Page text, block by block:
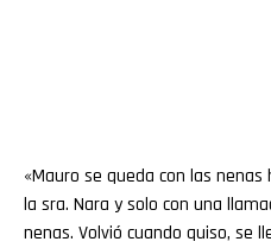
«Mauro se queda con las
la sra. Nara y solo con una
nenas. Volvió cuando quiso, se